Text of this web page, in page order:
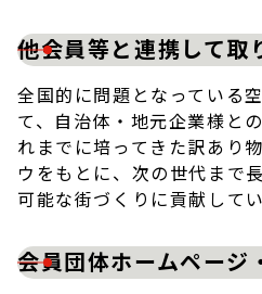
他会員等と連携して取
全国的に問題となっている
て、自治体・地元企業様と
れまでに培ってきた訳あり
ウをもとに、次の世代まで
可能な街づくりに貢献してい
会員団体ホームページ